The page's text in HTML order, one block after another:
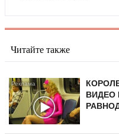
Читайте также
ВИДЕО